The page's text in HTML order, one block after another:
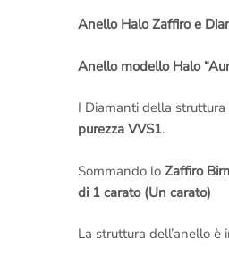
Anello Halo Zaffiro e
Anello modello Halo
I Diamanti della
purezza VVS1.
Sommando lo Zaffiro
di 1 carato (Un carato)
La struttura dell’anello è